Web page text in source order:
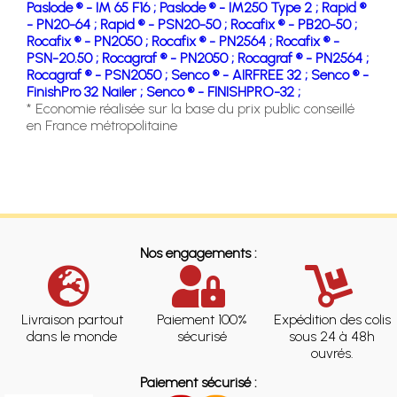
Paslode ® - IM 65 F16 ; Paslode ® - IM250 Type 2 ; Rapid ®
- PN20-64 ; Rapid ® - PSN20-50 ; Rocafix ® - PB20-50 ;
Rocafix ® - PN2050 ; Rocafix ® - PN2564 ; Rocafix ® -
PSN-20.50 ; Rocagraf ® - PN2050 ; Rocagraf ® - PN2564 ;
Rocagraf ® - PSN2050 ; Senco ® - AIRFREE 32 ; Senco ® -
FinishPro 32 Nailer ; Senco ® - FINISHPRO-32 ;
* Economie réalisée sur la base du prix public conseillé
en France métropolitaine
Nos engagements :
Livraison partout
dans le monde
Paiement 100%
sécurisé
Expédition des colis
sous 24 à 48h
ouvrés.
Paiement sécurisé :